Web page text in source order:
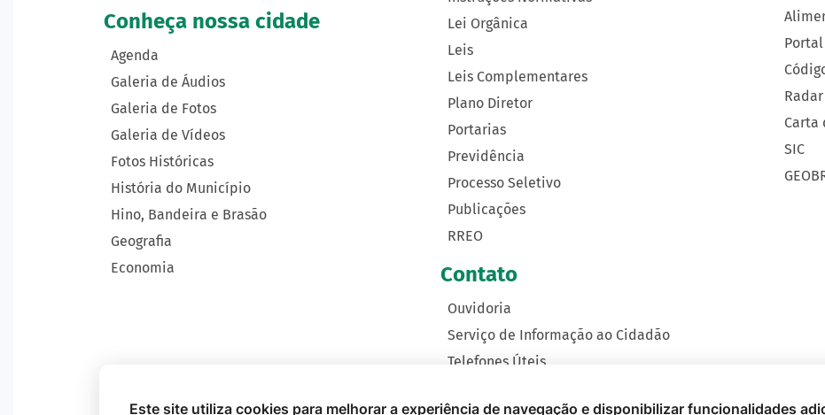
Conheça nossa cidade
Agenda
Galeria de Áudios
Galeria de Fotos
Galeria de Vídeos
Fotos Históricas
História do Município
Hino, Bandeira e Brasão
Geografia
Economia
Lei Orgânica
Leis
Leis Complementares
Plano Diretor
Portarias
Previdência
Processo Seletivo
Publicações
RREO
Contato
Ouvidoria
Serviço de Informação ao Cidadão
Telefones Úteis
Radar
Carta
SIC
Este site utiliza cookies para melhorar a experiência de navegação e disponibilizar funcionalidades